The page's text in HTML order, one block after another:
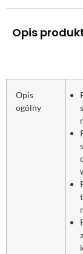
Opis
Opis
ogólny